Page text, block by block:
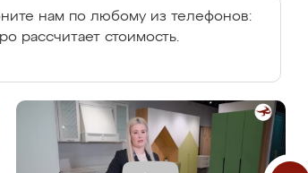
нам по любому из телефонов:
рассчитает стоимость.